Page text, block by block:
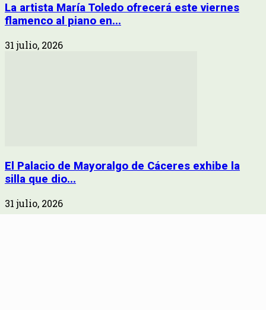
La artista María Toledo ofrecerá este viernes
flamenco al piano en...
31 julio, 2026
El Palacio de Mayoralgo de Cáceres exhibe la
silla que dio...
31 julio, 2026